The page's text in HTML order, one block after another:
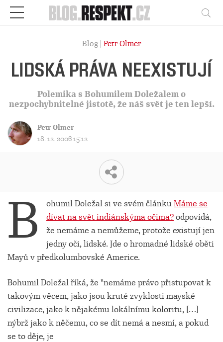
Respekt
Blog | Petr Olmer
LIDSKÁ PRÁVA NEEXISTUJÍ
Polemika s Bohumilem Doležalem o
nezpochybnitelné jistotě, že náš svět je ten lepší.
Petr Olmer
18. 12. 2006 15:12
B ohumil Doležal si ve svém článkuMáme se
dívat na svět indiánskýma očima?odpovídá,
že nemáme a nemůžeme, protože existují jen
jedny oči, lidské. Jde o hromadné lidské oběti
Mayů v předkolumbovské Americe.
Bohumil Doležal říká, že "nemáme právo přistupovat k
takovým věcem, jako jsou kruté zvyklosti mayské
civilizace, jako k nějakému lokálnímu koloritu, […]
nýbrž jako k něčemu, co se dít nemá a nesmí, a pokud
se to děje, je